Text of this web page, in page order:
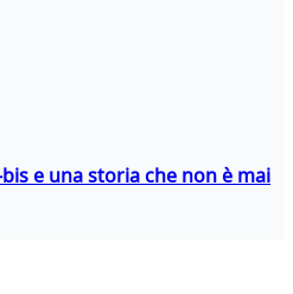
e una storia che non è mai